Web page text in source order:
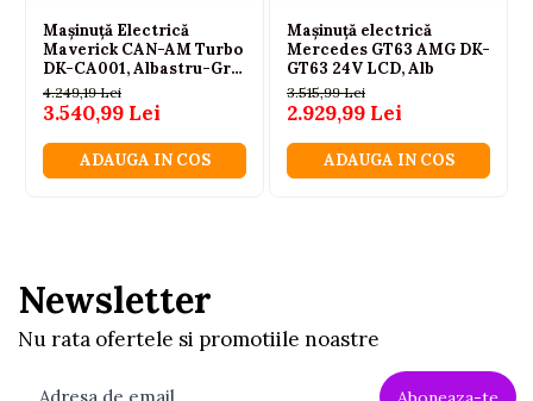
Mașinuță Electrică
Maverick CAN-AM Turbo
DK-CA001, Albastru-Gri
Lăcuit
4.249,19 Lei
3.540,99 Lei
ADAUGA IN COS
Mașinuță electrică
Mercedes GT63 AMG DK-
GT63 24V LCD, Alb
3.515,99 Lei
2.929,99 Lei
ADAUGA IN COS
Newsletter
Nu rata ofertele si promotiile noastre